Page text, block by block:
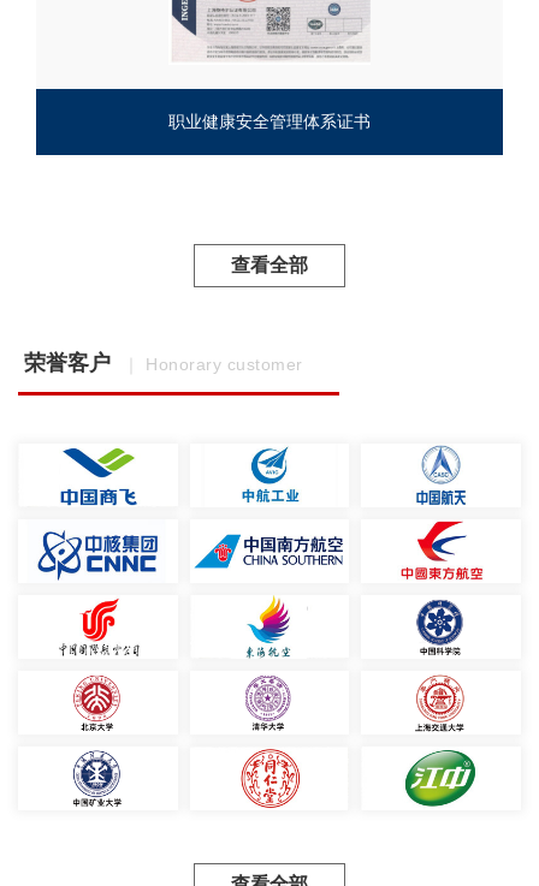
职业健康安全管理体系证书
查看全部
荣誉客户 ｜ Honorary customer